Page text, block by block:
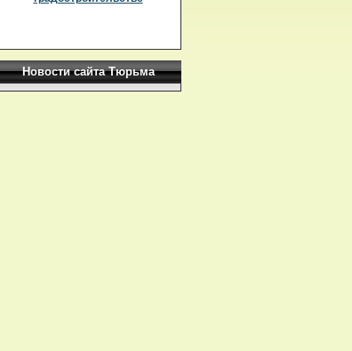
Новости сайта Тюрьма